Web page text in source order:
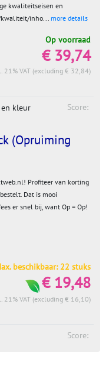
kwaliteitseisen en
inho... more details
Op voorraad
€ 39,74
21% VAT (excluding € 32,84)
Score:
(Opruiming
Profiteer van korting
Dat is mooi
er snel bij, want Op = Op!
beschikbaar: 22 stuks
€ 19,48
21% VAT (excluding € 16,10)
Score: